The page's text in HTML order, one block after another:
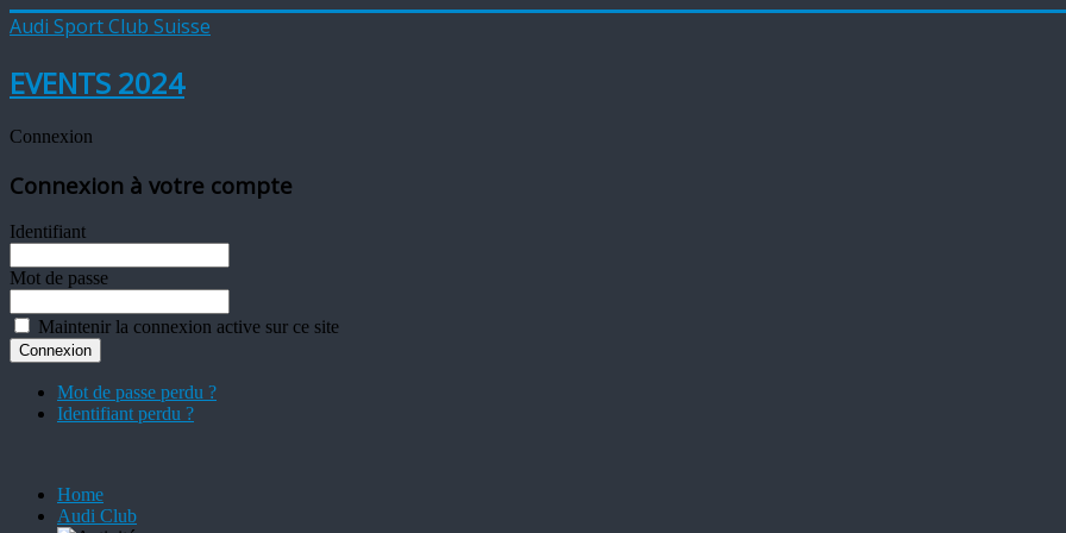
Audi Sport Club Suisse
EVENTS 2024
Connexion
Connexion à votre compte
Identifiant
Mot de passe
Maintenir la connexion active sur ce site
Mot de passe perdu ?
Identifiant perdu ?
Home
Audi Club